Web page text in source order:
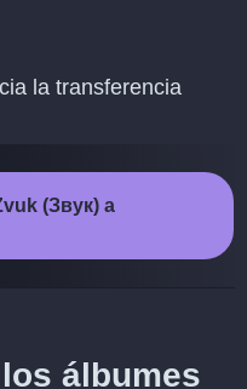
la transferencia
(Звук) a
álbumes